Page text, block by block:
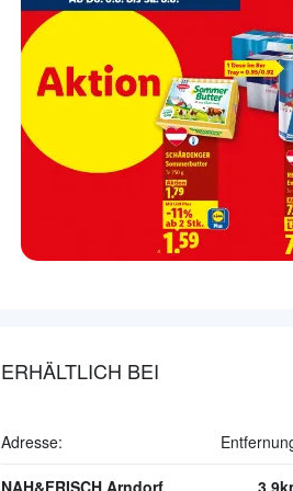
ERHÄLTLICH BEI
Adresse:
NAH&FRISCH Arndorf